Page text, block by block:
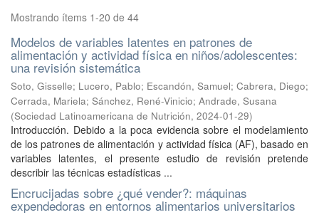
Mostrando ítems 1-20 de 44
Modelos de variables latentes en patrones de
alimentación y actividad física en niños/adolescentes:
una revisión sistemática
Soto, Gisselle; Lucero, Pablo; Escandón, Samuel; Cabrera, Diego;
Cerrada, Mariela; Sánchez, René-Vinicio; Andrade, Susana
(Sociedad Latinoamericana de Nutrición, 2024-01-29)
Introducción. Debido a la poca evidencia sobre el modelamiento
de los patrones de alimentación y actividad física (AF), basado en
variables latentes, el presente estudio de revisión pretende
describir las técnicas estadísticas ...
Encrucijadas sobre ¿qué vender?: máquinas
expendedoras en entornos alimentarios universitarios